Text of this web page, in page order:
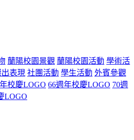
蘭陽校園景觀 蘭陽校園活動 學術活
表現 社團活動 學生活動 外賓參觀
校慶LOGO 66週年校慶LOGO 70週
LOGO